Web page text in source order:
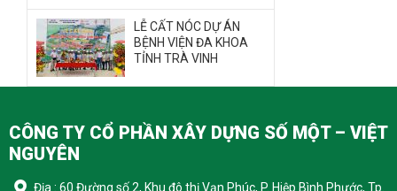
LỄ CẤT NÓC DỰ ÁN
BỆNH VIỆN ĐA KHOA
TỈNH TRÀ VINH
CÔNG TY CỔ PHẦN XÂY DỰNG SỐ MỘT – VIỆT
NGUYÊN
Địa : 60 Đường số 2, Khu đô thị Vạn Phúc, P. Hiệp Bình Phước, Tp.